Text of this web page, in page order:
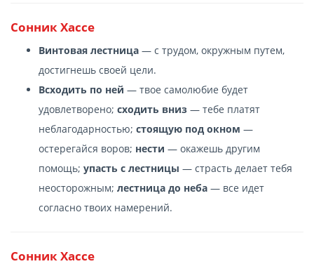
Сонник Хассе
Винтовая лестница — с трудом, окружным путем,
достигнешь своей цели.
Всходить по ней — твое самолюбие будет
удовлетворено; сходить вниз — тебе платят
неблагодарностью; стоящую под окном —
остерегайся воров; нести — окажешь другим
помощь; упасть с лестницы — страсть делает тебя
неосторожным; лестница до неба — все идет
согласно твоих намерений.
Сонник Хассе